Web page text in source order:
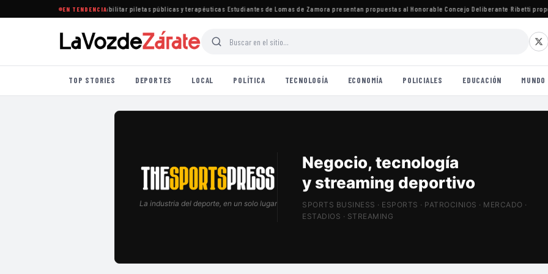
EN TENDENCIA
nuevas normas para habilitar piletas públicas y terapéuticas·Estudiantes de Lomas de Zamora presentan propuestas al Honorable Concejo Deliberante·Ribetti
TOP STORIES DEPORTES LOCAL POLÍTICA TECNOLOGÍA ECONOMÍA POLICIALES EDUCACIÓN MUNDO
La industria del deporte, en un solo lugar
Patrocinios, estadios
y Sports Tech
SPORTS BUSINESS · ESPORTS · PATROCINIOS · MERCADO ·
ESTADIOS · STREAMING